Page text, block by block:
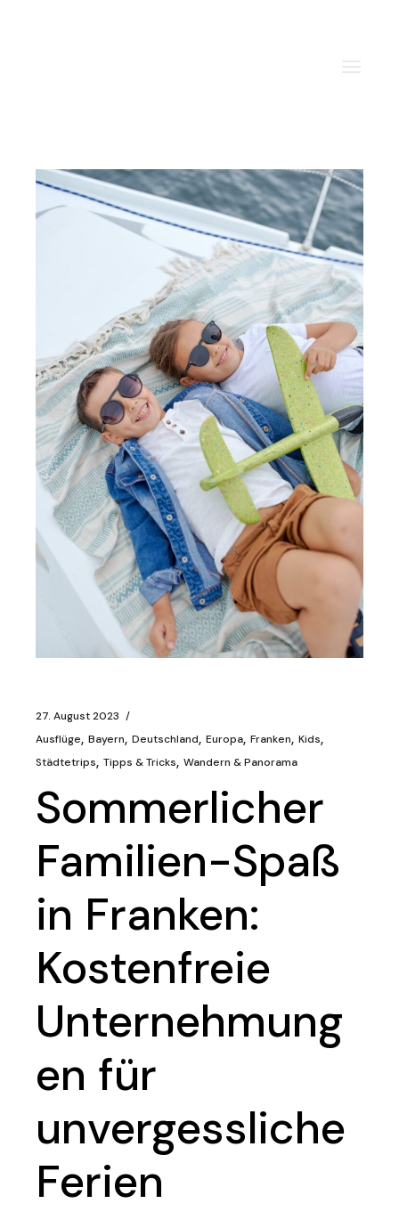
27. August 2023
Ausflüge Bayern Deutschland Europa Franken Kids
Städtetrips Tipps & Tricks Wandern & Panorama
Sommerlicher
Familien-Spaß
in Franken:
Kostenfreie
Unternehmung
en für
unvergessliche
Ferien